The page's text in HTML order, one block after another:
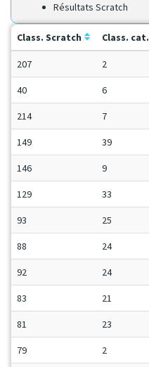
Résultats Scratch
Class. Scratch Class. cat.
207 2
40 6
214 7
149 39
146 9
129 33
93 25
88 24
92 24
83 21
81 23
79 2